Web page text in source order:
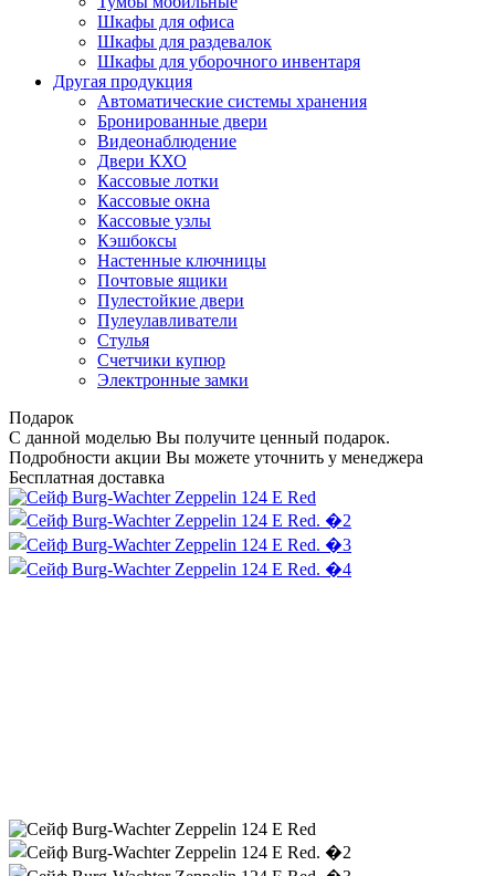
Шкафы для офиса
Шкафы для раздевалок
Шкафы для уборочного инвентаря
Другая продукция
Автоматические системы хранения
Бронированные двери
Видеонаблюдение
Двери КХО
Кассовые лотки
Кассовые окна
Кассовые узлы
Кэшбоксы
Настенные ключницы
Почтовые ящики
Пулестойкие двери
Пулеулавливатели
Стулья
Счетчики купюр
Электронные замки
Подарок
С данной моделью Вы получите ценный подарок.
Подробности акции Вы можете уточнить у менеджера
Бесплатная доставка